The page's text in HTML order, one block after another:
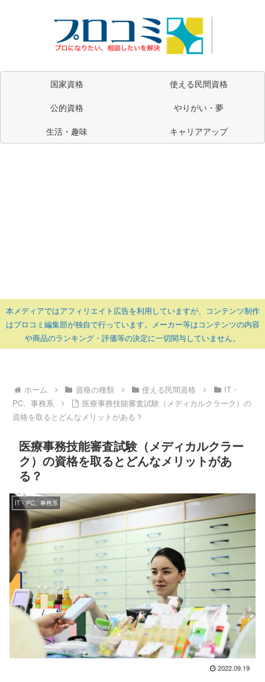
国家資格
使える民間資格
公的資格
やりがい・夢
生活・趣味
キャリアアップ
本メディアではアフィリエイト広告を利用していますが、コンテンツ制作
はプロコミ編集部が独自で行っています。メーカー等はコンテンツの内容
や商品のランキング・評価等の決定に一切関与していません。
ホーム 資格の種類 使える民間資格
IT・
PC、事務系
医療事務技能審査試験（メディカルクラーク）の
資格を取るとどんなメリットがある？
医療事務技能審査試験（メディカルクラー
ク）の資格を取るとどんなメリットがあ
る？
IT・PC、事務系
2022.09.19